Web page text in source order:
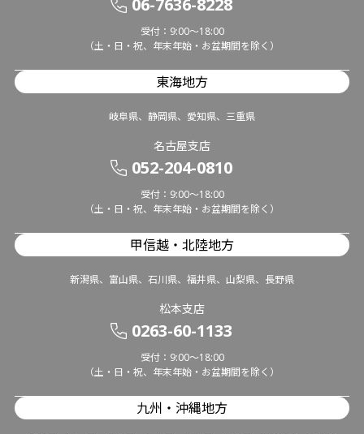
受付：9:00～18:00
（土・日・祝、年末年始・お盆期間を除く）
東海地方
岐阜県、静岡県、愛知県、三重県
名古屋支店
052-204-0810
受付：9:00～18:00
（土・日・祝、年末年始・お盆期間を除く）
甲信越・北陸地方
新潟県、富山県、石川県、福井県、山梨県、長野県
松本支店
0263-60-1133
受付：9:00～18:00
（土・日・祝、年末年始・お盆期間を除く）
九州・沖縄地方